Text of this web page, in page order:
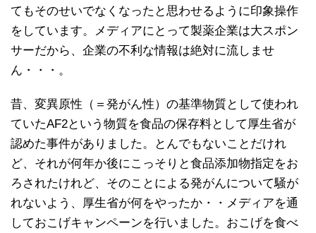
てもそのせいでなくなったと思わせるように印象操作
をしています。メディアにとって製薬企業は大スポン
サーだから、企業の不利な情報は絶対に流しませ
ん・・・。
昔、変異原性（＝発がん性）の基準物質として使われ
ていたAF2という物質を食品の保存料として厚生省が
認めた事件がありました。とんでもないことだけれ
ど、それが何年か後にこっそりと食品添加物指定をお
ろされたけれど、そのことによる発がんについて騒が
れないよう、厚生省が何をやったか・・メディアを通
しておこげキャンペーンを行いました。おこげを食べ